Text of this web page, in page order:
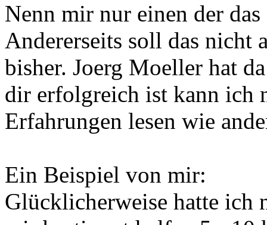
Nenn mir nur einen der
Andererseits soll das nicht
bisher. Joerg Moeller hat
dir erfolgreich ist kann ich
Erfahrungen lesen wie
Ein Beispiel von mir:
Glücklicherweise hatte ich